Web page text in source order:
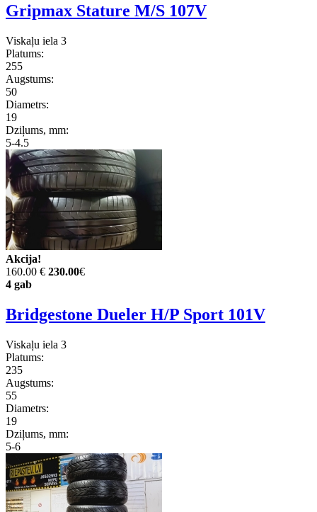
Gripmax Stature M/S 107V
Viskaļu iela 3
Platums:
255
Augstums:
50
Diametrs:
19
Dziļums, mm:
5-4.5
Akcija!
160.00 € 230.00€
4 gab
Bridgestone Dueler H/P Sport 101V
Viskaļu iela 3
Platums:
235
Augstums:
55
Diametrs:
19
Dziļums, mm:
5-6